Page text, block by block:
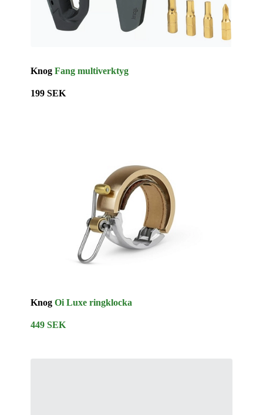
KnogFang multiverktyg
199 SEK
KnogOi Luxe ringklocka
449 SEK